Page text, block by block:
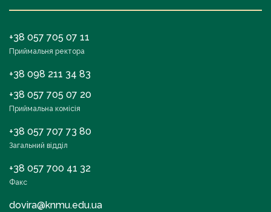
+38 057 705 07 11
Приймальня ректора
+38 098 211 34 83
+38 057 705 07 20
Приймальна комісія
+38 057 707 73 80
Загальний відділ
+38 057 700 41 32
Факс
dovira@knmu.edu.ua